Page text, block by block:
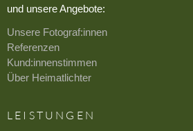
und unsere Angebote:
Unsere Fotograf:innen
Referenzen
Kund:innenstimmen
Über Heimatlichter
LEISTUNGEN